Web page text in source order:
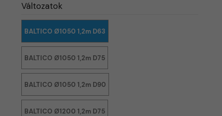
Változatok
BALTICO Ø1050 1,2m D63
BALTICO Ø1050 1,2m D75
BALTICO Ø1050 1,2m D90
BALTICO Ø1200 1,2m D75